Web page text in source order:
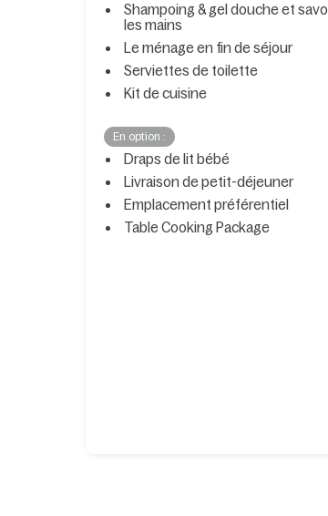
Shampoing & gel douche et
les mains
Le ménage en fin de séjour
Serviettes de toilette
Kit de cuisine
En option :
Draps de lit bébé
Livraison de petit-déjeuner
Emplacement préférentiel
Table Cooking Package